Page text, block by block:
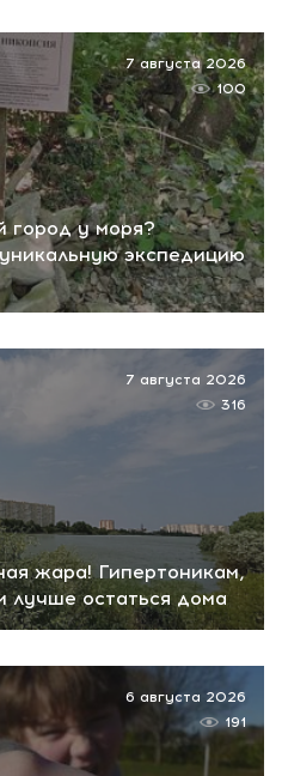
город у моря?
экспедицию
7 августа 2026
100
жара! Гипертоникам,
остаться дома
7 августа 2026
316
6 августа 2026
191